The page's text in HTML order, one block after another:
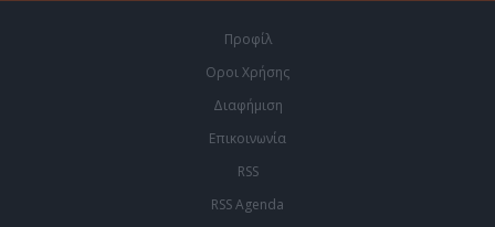
Προφίλ
Οροι Χρήσης
Διαφήμιση
Επικοινωνία
RSS
RSS Agenda